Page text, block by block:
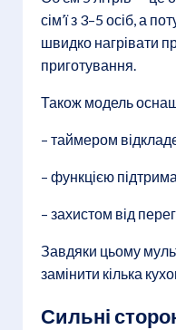
сім’ї з 3–5 осіб, а
швидко нагрівати
приготування.
Також модель
– таймером
– функцією
– захистом від
Завдяки цьому
замінити кілька
Сильні